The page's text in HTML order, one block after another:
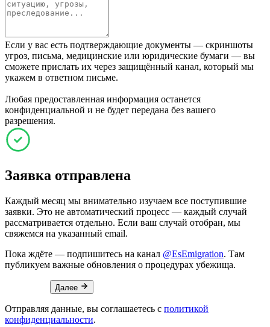
Если у вас есть подтверждающие документы — скриншоты
угроз, письма, медицинские или юридические бумаги — вы
сможете прислать их через защищённый канал, который мы
укажем в ответном письме.
Любая предоставленная информация останется
конфиденциальной и не будет передана без вашего
разрешения.
Заявка отправлена
Каждый месяц мы внимательно изучаем все поступившие
заявки. Это не автоматический процесс — каждый случай
рассматривается отдельно. Если ваш случай отобран, мы
свяжемся на указанный email.
Пока ждёте — подпишитесь на канал @EsEmigration. Там
публикуем важные обновления о процедурах убежища.
Далее
Отправляя данные, вы соглашаетесь с политикой
конфиденциальности.